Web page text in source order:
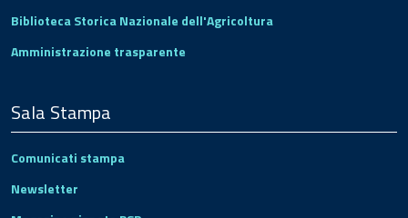
Biblioteca Storica Nazionale dell'Agricoltura
Amministrazione trasparente
Sala Stampa
Comunicati stampa
Newsletter